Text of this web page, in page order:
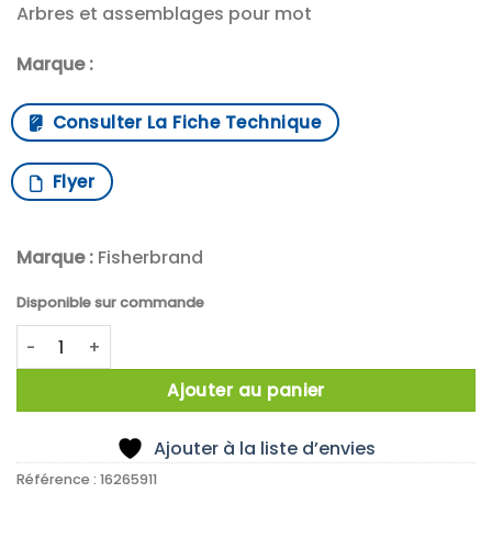
Arbres et assemblages pour mot
Marque :
Consulter La Fiche Technique
Flyer
Marque : Fisherbrand
Disponible sur commande
quantité de Fisherbrand PTFE Adjustable Rotor, Flat Type,
Ajouter au panier
Ajouter à la liste d’envies
Référence : 16265911